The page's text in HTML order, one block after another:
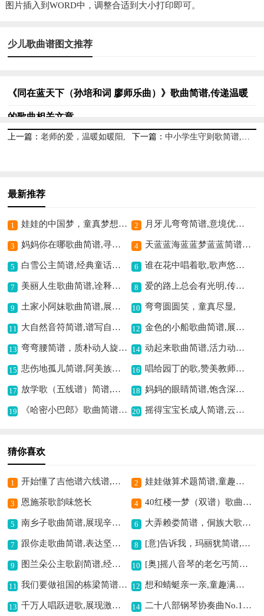
图片插入到WORD中，调整合适到大小打印即可。
少儿歌曲谱图文推荐
《同在蓝天下（孙培和词 廖师乐曲）》歌曲简谱,传递温暖
的歌曲相关文章
上一篇：老师的爱，温暖如暖阳, 下一篇： 中小学生守则歌简谱,规范行为准则之歌
最新推荐
1 娃娃的中国梦，童真梦想之歌, 2 月牙儿弯弯简谱,意境优美动人
3 妈妈你在哪歌曲简谱,寻母深情之作 4 天蓝蓝海蓝蓝梦蓝蓝简谱,展现美好梦幻意境
5 白雪公主简谱,经典童话歌曲 6 谁在花中唱着歌,歌声悠扬醉人心
7 美丽人生歌曲简谱,诠释别样人生意境 8 爱的路上总会有光明,传递温暖与希望
9 土家小阿妹歌曲简谱,展现土家妹子风情 10 弯弯圆圆笑，童真尽显,
11 大自然音符简谱,谱写自然之美 12 金色的小船歌曲简谱,展现别样音乐意境
13 弯弯腰简谱，质朴动人旋律, 14 动起来歌曲简谱,活力动感之作
15 悲伤地孤儿简谱,阿美族民歌之殇 16 唱给园丁的歌,赞美教师的旋律
17 放学歌（五线谱）简谱,校园青春的旋律 18 妈妈的眼睛简谱,饱含深情的旋律
19 《哈密小巴郎》歌曲简谱,展现童趣与欢乐 20 摇得宝宝长成人简谱,云梦摇篮曲韵味浓
猜你喜欢
1 开始懂了吉他谱六线谱,感悟成长的旋律 2 娃娃做算术题简谱,童趣满满的歌曲
3 恩施茶歌韵味悠长 4 40红楼一梦（双谱）歌曲简谱,演绎红楼梦幻
5 南乡子歌曲简谱,展现辛词豪情 6 大弄赖娄简谱，侗族大歌韵味浓
7 跟你走歌曲简谱,表达坚定追随情 8 [意]告诉我，玛丽犹简谱,优美意式歌曲呈现
9 图兰朵公主歌剧简谱,经典歌剧全呈现 10 [奥]摇八音琴的老乞丐简谱,诉说孤独与沧桑
11 我们要做祖国的栋梁简谱,合唱展现爱国情怀 12 想和蜻蜓亲一亲,童趣满满的旋律
13 千万人唱跃进歌,展现激昂奋进情 14 二十八部钢琴协奏曲No.19钢琴谱,经典乐章的呈现